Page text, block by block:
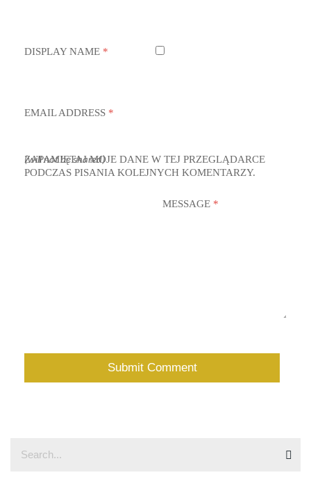
DISPLAY NAME *
EMAIL ADDRESS *
(will not be shared)
ZAPAMIĘTAJ MOJE DANE W TEJ PRZEGLĄDARCE
PODCZAS PISANIA KOLEJNYCH KOMENTARZY.
MESSAGE *